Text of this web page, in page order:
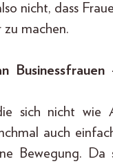
nicht, dass
zu machen.
sich nicht
auch
Bewegung.